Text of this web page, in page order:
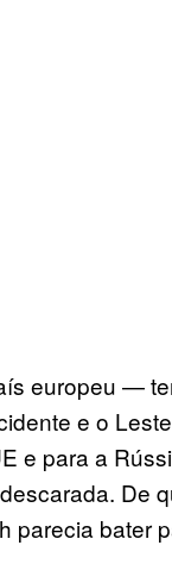
europeu —
e o
e para a
De
parecia bater